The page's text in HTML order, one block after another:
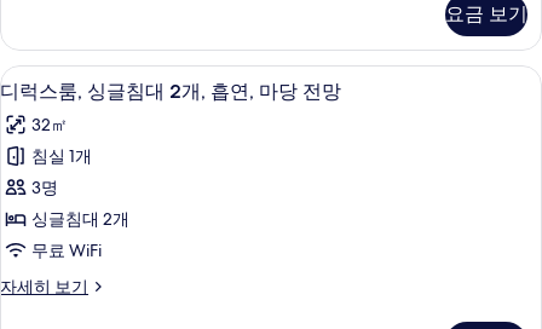
두
보
기
히
보
기
대
1
개,
마
당
전
망
사
진
킹
사
이
즈
침
대
개,
마
당
전
망
요금 보기
디
럭
스
룸,
싱
글
침
대
디럭스룸, 싱글침대 2개, 흡연, 마당 전
10
디럭스룸, 싱글침대 2개, 흡연, 마당 전망
32㎡
침실 1개
3명
싱글침대 2개
무료 WiFi
자세히 보기
디